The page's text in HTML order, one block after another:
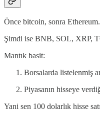
Önce bitcoin, sonra Ethereum.
Şimdi ise BNB, SOL, XRP,
Mantık basit:
Borsalarda listelenmiş
Piyasanın hisseye
Yani sen 100 dolarlık hisse